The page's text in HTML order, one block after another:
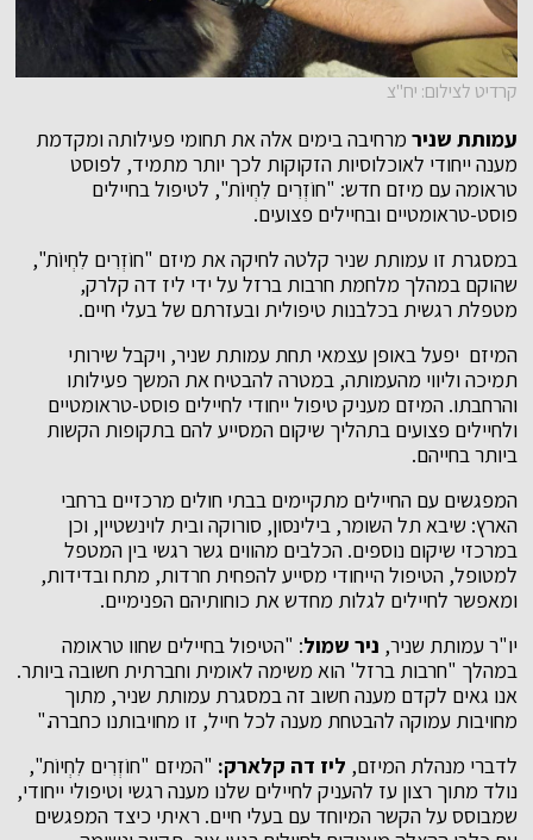
קרדיט לצילום: יח"צ
עמותת שנירמרחיבה בימים אלה את תחומי פעילותה ומקדמת
מענה ייחודי לאוכלוסיות הזקוקות לכך יותר מתמיד, לפוסט
טראומה עם מיזם חדש: "חוֹזְרִים לִחְיוֹת", לטיפול בחיילים
פוסט-טראומטיים ובחיילים פצועים.
במסגרת זו עמותת שניר קלטה לחיקה את מיזם "חוֹזְרִים לִחְיוֹת",
שהוקם במהלך מלחמת חרבות ברזל על ידי ליז דה קלרק,
מטפלת רגשית בכלבנות טיפולית ובעזרתם של בעלי חיים.
המיזם יפעל באופן עצמאי תחת עמותת שניר, ויקבל שירותי
תמיכה וליווי מהעמותה, במטרה להבטיח את המשך פעילותו
והרחבתו. המיזם מעניק טיפול ייחודי לחיילים פוסט-טראומטיים
ולחיילים פצועים בתהליך שיקום המסייע להם בתקופות הקשות
ביותר בחייהם.
המפגשים עם החיילים מתקיימים בבתי חולים מרכזיים ברחבי
הארץ: שיבא תל השומר, בילינסון, סורוקה ובית לוינשטיין, וכן
במרכזי שיקום נוספים. הכלבים מהווים גשר רגשי בין המטפל
למטופל, הטיפול הייחודי מסייע להפחית חרדות, מתח ובדידות,
ומאפשר לחיילים לגלות מחדש את כוחותיהם הפנימיים.
יו"ר עמותת שניר, ניר שמול: "הטיפול בחיילים שחוו טראומה
במהלך "חרבות ברזל' הוא משימה לאומית וחברתית חשובה ביותר.
אנו גאים לקדם מענה חשוב זה במסגרת עמותת שניר, מתוך
מחויבות עמוקה להבטחת מענה לכל חייל, זו מחויבותנו כחברה."
לדברי מנהלת המיזם, ליז דה קלארק: "המיזם "חוֹזְרִים לִחְיוֹת",
נולד מתוך רצון עז להעניק לחיילים שלנו מענה רגשי וטיפולי ייחודי,
שמבוסס על הקשר המיוחד עם בעלי חיים. ראיתי כיצד המפגשים